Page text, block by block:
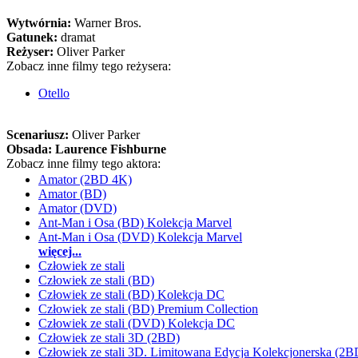
Wytwórnia: Warner Bros.
Gatunek: dramat
Reżyser: Oliver Parker
Zobacz inne filmy tego reżysera:
Otello
Scenariusz: Oliver Parker
Obsada: Laurence Fishburne
Zobacz inne filmy tego aktora:
Amator (2BD 4K)
Amator (BD)
Amator (DVD)
Ant-Man i Osa (BD) Kolekcja Marvel
Ant-Man i Osa (DVD) Kolekcja Marvel
więcej...
Człowiek ze stali
Człowiek ze stali (BD)
Człowiek ze stali (BD) Kolekcja DC
Człowiek ze stali (BD) Premium Collection
Człowiek ze stali (DVD) Kolekcja DC
Człowiek ze stali 3D (2BD)
Człowiek ze stali 3D. Limitowana Edycja Kolekcjonerska